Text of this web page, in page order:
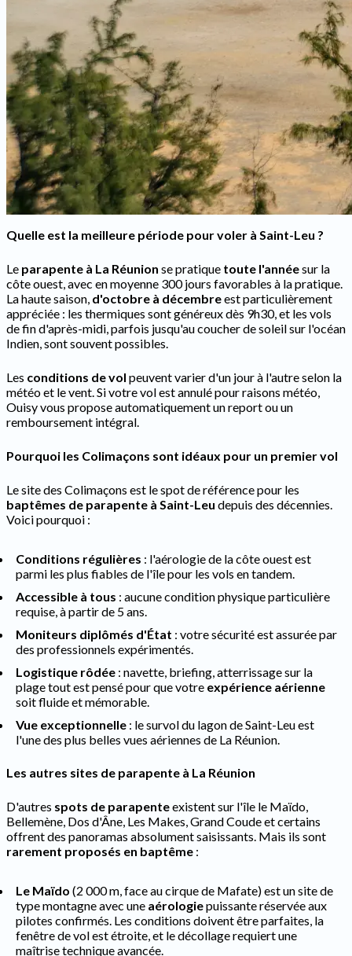
Quelle est la meilleure période pour voler à Saint-Leu ?
Le parapente à La Réunion se pratique toute l'annéesur la
côte ouest, avec en moyenne 300 jours favorables à la pratique.
La haute saison, d'octobre à décembreest particulièrement
appréciée : les thermiques sont généreux dès 9h30, et les vols
de fin d'après-midi, parfois jusqu'au coucher de soleil sur l'océan
Indien, sont souvent possibles.
Les conditions de vol peuvent varier d'un jour à l'autre selon la
météo et le vent. Si votre vol est annulé pour raisons météo,
Ouisy vous propose automatiquement un report ou un
remboursement intégral.
Pourquoi les Colimaçons sont idéaux pour un premier vol
Le site des Colimaçons est le spot de référence pour les
baptêmes de parapente à Saint-Leu depuis des décennies.
Voici pourquoi :
Conditions régulières : l'aérologie de la côte ouest est
parmi les plus fiables de l'île pour les vols en tandem.
Accessible à tous : aucune condition physique particulière
requise, à partir de 5 ans.
Moniteurs diplômés d'État : votre sécurité est assurée par
des professionnels expérimentés.
Logistique rôdée : navette, briefing, atterrissage sur la
plage tout est pensé pour que votre expérience aérienne
soit fluide et mémorable.
Vue exceptionnelle : le survol du lagon de Saint-Leu est
l'une des plus belles vues aériennes de La Réunion.
Les autres sites de parapente à La Réunion
D'autres spots de parapenteexistent sur l'île le Maïdo,
Bellemène, Dos d'Âne, Les Makes, Grand Coude et certains
offrent des panoramas absolument saisissants. Mais ils sont
rarement proposés en baptême :
Le Maïdo (2 000 m, face au cirque de Mafate) est un site de
type montagne avec une aérologiepuissante réservée aux
pilotes confirmés. Les conditions doivent être parfaites, la
fenêtre de vol est étroite, et le décollage requiert une
maîtrise technique avancée.